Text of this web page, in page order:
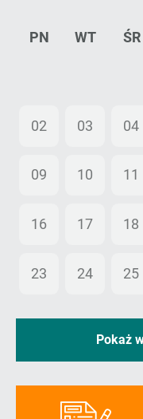
PN WT ŚR
02 03 04
09 10 11
16 17 18
23 24 25
Pokaż